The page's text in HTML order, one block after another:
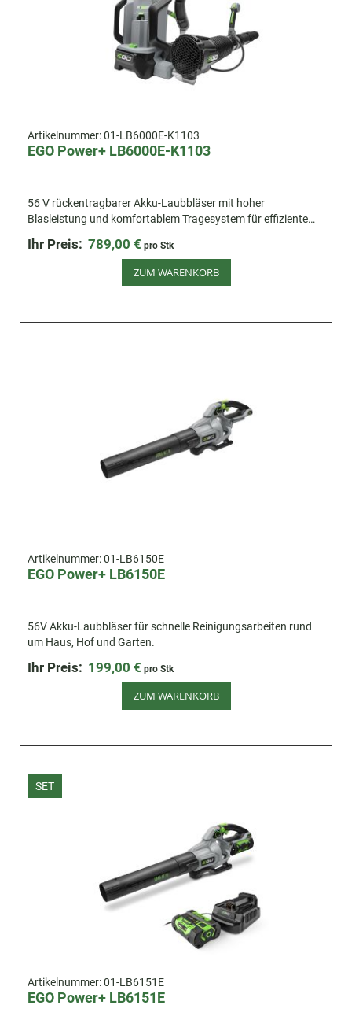
Artikelnummer:01-LB6000E-K1103
EGO Power+ LB6000E-K1103
56 V rückentragbarer Akku-Laubbläser mit hoher
Blasleistung und komfortablem Tragesystem für effiziente
Einsätzen. Inkl. Akku & Ladegerät
Ihr Preis: 789,00 € pro Stk
ZUM WARENKORB
Artikelnummer:01-LB6150E
EGO Power+ LB6150E
56V Akku-Laubbläser für schnelle Reinigungsarbeiten rund
um Haus, Hof und Garten.
Ihr Preis: 199,00 € pro Stk
ZUM WARENKORB
SET
Artikelnummer:01-LB6151E
EGO Power+ LB6151E